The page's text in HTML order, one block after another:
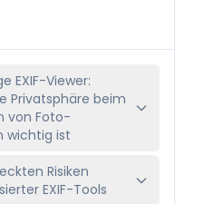
EXIF-Viewer:
Privatsphäre beim
von Foto-
wichtig ist
Risiken
EXIF-Tools